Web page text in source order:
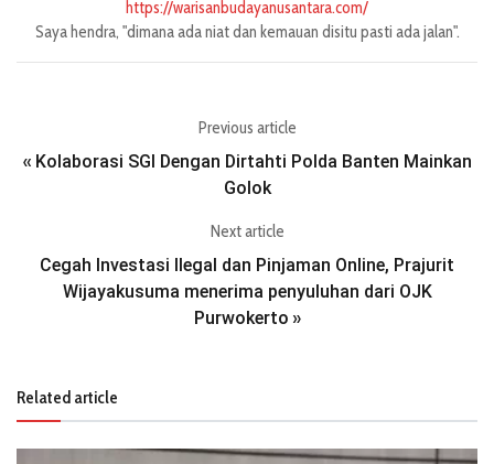
https://warisanbudayanusantara.com/
Saya hendra, "dimana ada niat dan kemauan disitu pasti ada jalan".
Previous article
« Kolaborasi SGI Dengan Dirtahti Polda Banten Mainkan
Golok
Next article
Cegah Investasi Ilegal dan Pinjaman Online, Prajurit
Wijayakusuma menerima penyuluhan dari OJK
Purwokerto »
Related article